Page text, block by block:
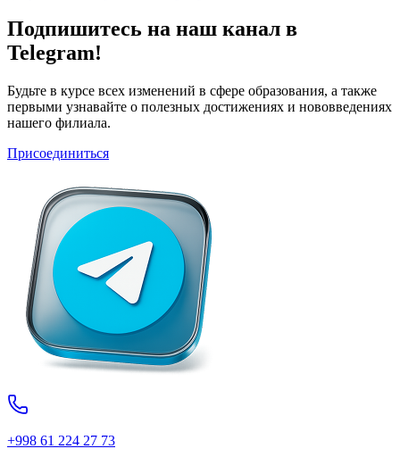
Подпишитесь на наш канал в
Telegram!
Будьте в курсе всех изменений в сфере образования, а также
первыми узнавайте о полезных достижениях и нововведениях
нашего филиала.
Присоединиться
+998 61 224 27 73